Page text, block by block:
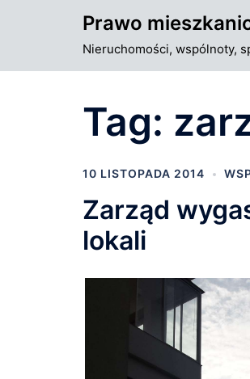
Prawo
Nieruchomości, wspólnoty,
Tag:
10 LISTOPADA 2014
Zarząd
lokali